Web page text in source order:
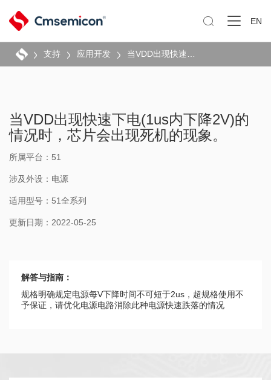
 EN
支持 应用开发
当VDD出现快速下电(1us内下降2V)的
情况时，芯片会出现死机的现象。
所属平台：51
涉及外设：电源
适用型号：51全系列
更新日期：2022-05-25
解答与指南：
规格明确规定电源每V下降时间不可短于2us，超规格使用不
予保证，请优化电源电路消除此种电源快速跌落的情况